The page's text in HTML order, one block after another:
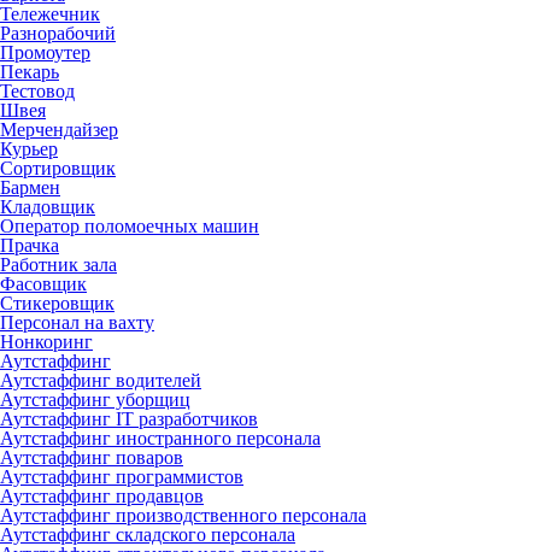
Тележечник
Разнорабочий
Промоутер
Пекарь
Тестовод
Швея
Мерчендайзер
Курьер
Сортировщик
Бармен
Кладовщик
Оператор поломоечных машин
Прачка
Работник зала
Фасовщик
Стикеровщик
Персонал на вахту
Нонкоринг
Аутстаффинг
Аутстаффинг водителей
Аутстаффинг уборщиц
Аутстаффинг IT разработчиков
Аутстаффинг иностранного персонала
Аутстаффинг поваров
Аутстаффинг программистов
Аутстаффинг продавцов
Аутстаффинг производственного персонала
Аутстаффинг складского персонала